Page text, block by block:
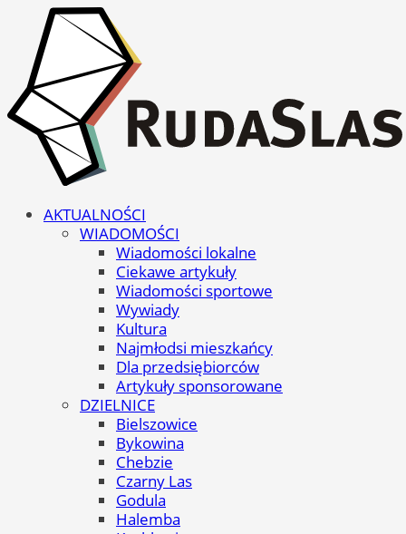
AKTUALNOŚCI
WIADOMOŚCI
Wiadomości lokalne
Ciekawe artykuły
Wiadomości sportowe
Wywiady
Kultura
Najmłodsi mieszkańcy
Dla przedsiębiorców
Artykuły sponsorowane
DZIELNICE
Bielszowice
Bykowina
Chebzie
Czarny Las
Godula
Halemba